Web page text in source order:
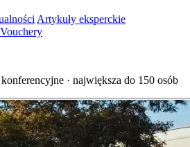
Artykuły eksperckie
Vouchery
· największa do 150 osób